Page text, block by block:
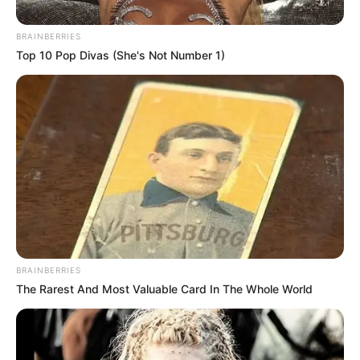
BRAINBERRIES
Top 10 Pop Divas (She's Not Number 1)
BRAINBERRIES
The Rarest And Most Valuable Card In The Whole World